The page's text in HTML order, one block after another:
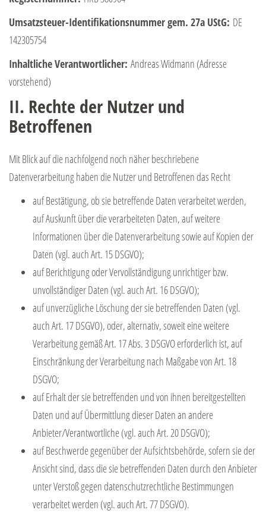
Umsatzsteuer-Identifikationsnummer gem. 27a UStG: DE
142305754
Inhaltliche Verantwortlicher: Andreas Widmann (Adresse
vorstehend)
II. Rechte der Nutzer und
Betroffenen
Mit Blick auf die nachfolgend noch näher beschriebene
Datenverarbeitung haben die Nutzer und Betroffenen das Recht
auf Bestätigung, ob sie betreffende Daten verarbeitet werden,
auf Auskunft über die verarbeiteten Daten, auf weitere
Informationen über die Datenverarbeitung sowie auf Kopien der
Daten (vgl. auch Art. 15 DSGVO);
auf Berichtigung oder Vervollständigung unrichtiger bzw.
unvollständiger Daten (vgl. auch Art. 16 DSGVO);
auf unverzügliche Löschung der sie betreffenden Daten (vgl.
auch Art. 17 DSGVO), oder, alternativ, soweit eine weitere
Verarbeitung gemäß Art. 17 Abs. 3 DSGVO erforderlich ist, auf
Einschränkung der Verarbeitung nach Maßgabe von Art. 18
DSGVO;
auf Erhalt der sie betreffenden und von ihnen bereitgestellten
Daten und auf Übermittlung dieser Daten an andere
Anbieter/Verantwortliche (vgl. auch Art. 20 DSGVO);
auf Beschwerde gegenüber der Aufsichtsbehörde, sofern sie der
Ansicht sind, dass die sie betreffenden Daten durch den Anbieter
unter Verstoß gegen datenschutzrechtliche Bestimmungen
verarbeitet werden (vgl. auch Art. 77 DSGVO).